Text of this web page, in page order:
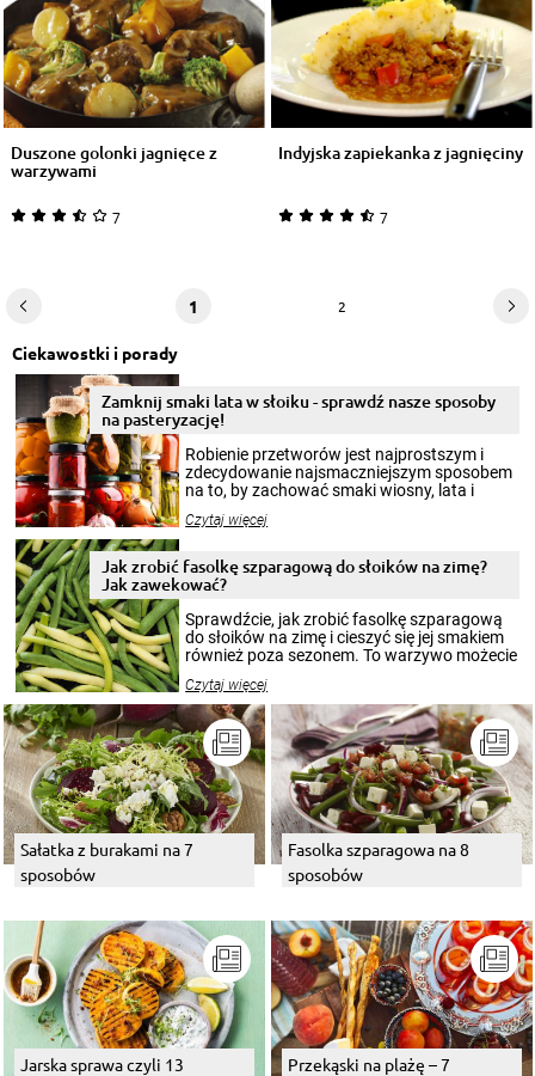
Duszone golonki jagnięce z
warzywami
7
Indyjska zapiekanka z jagnięciny
7
1 2
Ciekawostki i porady
Zamknij smaki lata w słoiku - sprawdź nasze sposoby
na pasteryzację!
Robienie przetworów jest najprostszym i
zdecydowanie najsmaczniejszym sposobem
na to, by zachować smaki wiosny, lata i
krajobrazów, by cieszyć nimi oko w sezonie
pełni poczuć atmosferę cieplejszych
miesięcy. Przygotowanie słoików ze
patenty, które pozwolą zachować świeżość
przetworów.
Czytaj więcej
Jak zrobić fasolkę szparagową do słoików na zimę?
Jak zawekować?
Sprawdźcie, jak zrobić fasolkę szparagową
do słoików na zimę i cieszyć się jej smakiem
również poza sezonem. To warzywo możecie
nasze propozycje!
Czytaj więcej
Sałatka z burakami na 7
sposobów
Fasolka szparagowa na 8
sposobów
Jarska sprawa czyli 13 Przekąski na plażę – 7